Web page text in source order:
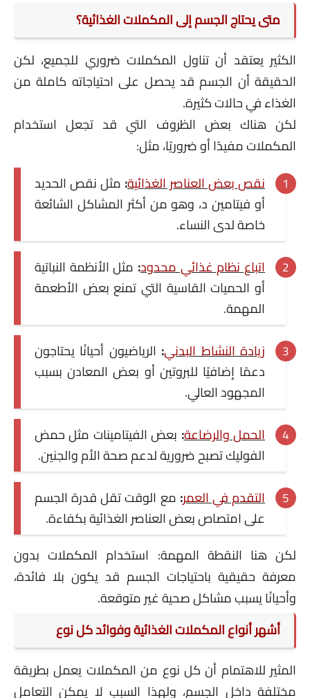
متى يحتاج الجسم إلى المكملات الغذائية؟
الكثير يعتقد أن تناول المكملات ضروري للجميع، لكن
الحقيقة أن الجسم قد يحصل على احتياجاته كاملة من
الغذاء في حالات كثيرة.
لكن هناك بعض الظروف التي قد تجعل استخدام
المكملات مفيدًا أو ضروريًا، مثل:
نقص بعض العناصر الغذائية: مثل نقص الحديد
أو فيتامين د، وهو من أكثر المشاكل الشائعة
خاصة لدى النساء.
اتباع نظام غذائي محدود: مثل الأنظمة النباتية
أو الحميات القاسية التي تمنع بعض الأطعمة
المهمة.
زيادة النشاط البدني: الرياضيون أحيانًا يحتاجون
دعمًا إضافيًا للبروتين أو بعض المعادن بسبب
المجهود العالي.
الحمل والرضاعة: بعض الفيتامينات مثل حمض
الفوليك تصبح ضرورية لدعم صحة الأم والجنين.
التقدم في العمر: مع الوقت تقل قدرة الجسم
على امتصاص بعض العناصر الغذائية بكفاءة.
لكن هنا النقطة المهمة: استخدام المكملات بدون
معرفة حقيقية باحتياجات الجسم قد يكون بلا فائدة،
وأحيانًا يسبب مشاكل صحية غير متوقعة.
أشهر أنواع المكملات الغذائية وفوائد كل نوع
المثير للاهتمام أن كل نوع من المكملات يعمل بطريقة
مختلفة داخل الجسم، ولهذا السبب لا يمكن التعامل